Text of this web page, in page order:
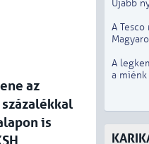
az
is
Újabb
A
A
a miénk